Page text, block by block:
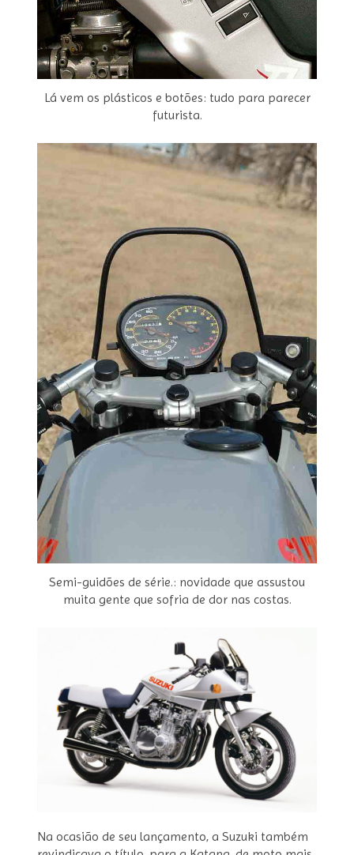
Lá vem os plásticos e botões: tudo para parecer
futurista.
Semi-guidões de série.: novidade que assustou
muita gente que sofria de dor nas costas.
Na ocasião de seu lançamento, a Suzuki também